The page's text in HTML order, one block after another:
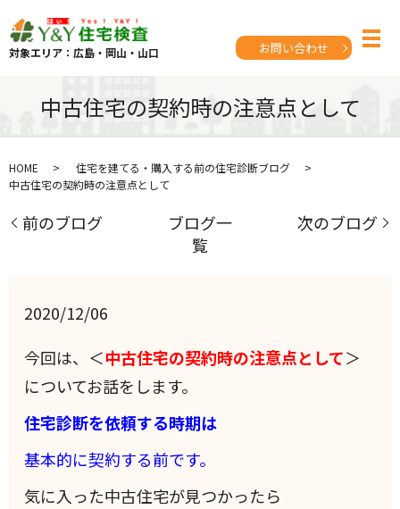
対象エリア：広島・岡山・山口 お問い合わせ
中古住宅の契約時の注意点として
HOME
住宅を建てる・購入する前の住宅診断ブログ
中古住宅の契約時の注意点として
前のブログ
ブログ一
覧
次のブログ
2020/12/06
今回は、＜中古住宅の契約時の注意点として＞
についてお話をします。
住宅診断を依頼する時期は
基本的に契約する前です。
気に入った中古住宅が見つかったら